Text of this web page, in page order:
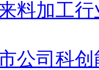
料加工行
公司科